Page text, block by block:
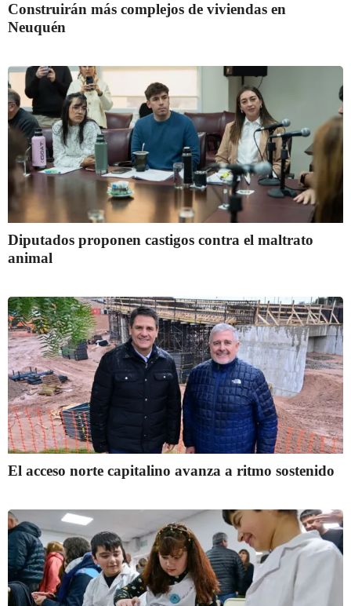
Construirán más complejos de viviendas en
Neuquén
Diputados proponen castigos contra el maltrato
animal
El acceso norte capitalino avanza a ritmo sostenido